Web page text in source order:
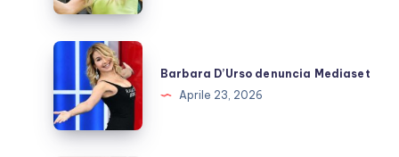
dopo
GFVip?
Barbara
D’Urso
denuncia
Mediaset
Barbara D’Urso denuncia Mediaset
Aprile 23, 2026